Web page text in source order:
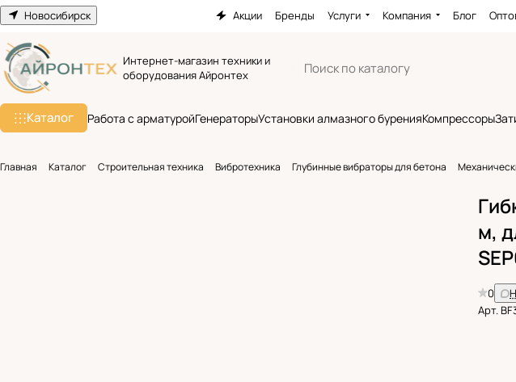
Новосибирск Акции Бренды Услуги Компания Блог
Интернет-магазин техники и
оборудования Айронтех
Каталог Работа с арматуройГенераторыУстановки алмазного буренияКомпрессоры
Главная Каталог Строительная техника Вибротехника Глубинные вибраторы для бетона
м,
0
Арт.